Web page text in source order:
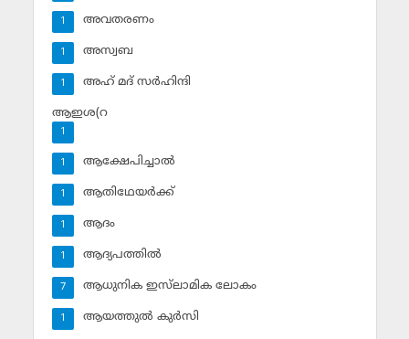
അവതരണം
1
അസ്വബ
1
അഹ് മദ് സര്‍ഹിന്ദി
1
ആഇശ(റ
1
ആക്ഷേപിച്ചാല്‍
1
ആതിഥേയര്‍ക്ക്
1
ആദം
1
ആദ്യപത്തില്‍
1
ആധുനിക ഇസ്‌ലാമിക ലോകം
7
ആയത്തുല്‍ കുര്‍സി
1